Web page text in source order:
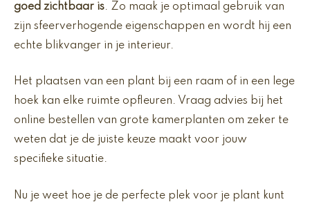
goed zichtbaar is. Zo maak je optimaal gebruik van
zijn sfeerverhogende eigenschappen en wordt hij een
echte blikvanger in je interieur.
Het plaatsen van een plant bij een raam of in een lege
hoek kan elke ruimte opfleuren. Vraag advies bij het
online bestellen van grote kamerplanten om zeker te
weten dat je de juiste keuze maakt voor jouw
specifieke situatie.
Nu je weet hoe je de perfecte plek voor je plant kunt